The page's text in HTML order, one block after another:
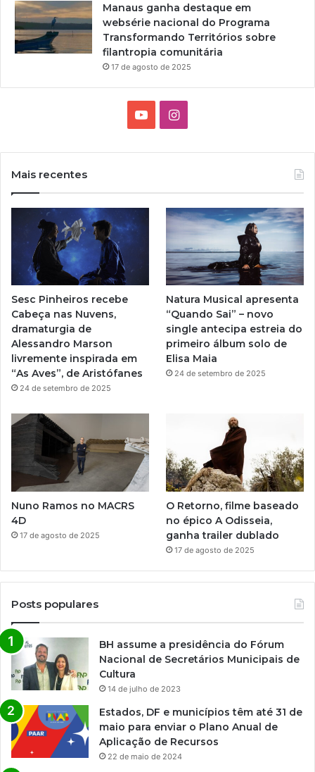
Manaus ganha destaque em
websérie nacional do Programa
Transformando Territórios sobre
filantropia comunitária
17 de agosto de 2025
e
I
g
r
a
m
Mais recentes
Sesc Pinheiros recebe
Cabeça nas Nuvens,
dramaturgia de
Alessandro Marson
livremente inspirada em
“As Aves”, de Aristófanes
24 de setembro de 2025
Natura Musical apresenta
“Quando Sai” – novo
single antecipa estreia do
primeiro álbum solo de
Elisa Maia
24 de setembro de 2025
Nuno Ramos no MACRS
4D
17 de agosto de 2025
O Retorno, filme baseado
no épico A Odisseia,
ganha trailer dublado
17 de agosto de 2025
Posts populares
BH assume a presidência do Fórum
Nacional de Secretários Municipais de
Cultura
14 de julho de 2023
Estados, DF e municípios têm até 31 de
maio para enviar o Plano Anual de
Aplicação de Recursos
22 de maio de 2024